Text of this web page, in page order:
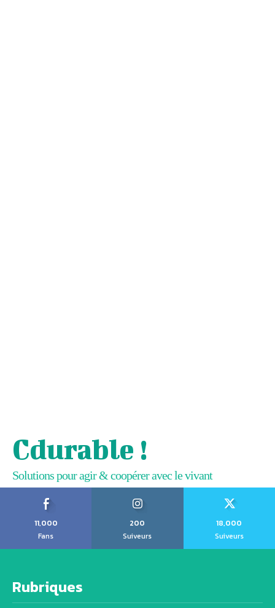
Cdurable !
Solutions pour agir & coopérer avec le vivant
11,000
Fans
200
Suiveurs
18,000
Suiveurs
Rubriques